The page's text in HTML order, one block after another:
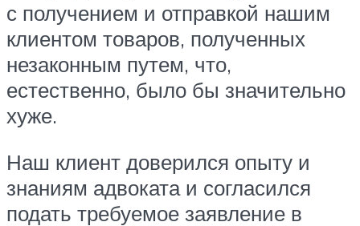
с получением и отправкой нашим
клиентом товаров, полученных
незаконным путем, что,
естественно, было бы значительно
хуже.
Наш клиент доверился опыту и
знаниям адвоката и согласился
подать требуемое заявление в